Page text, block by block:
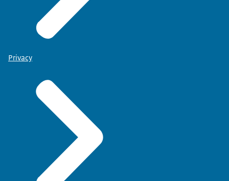
Privacy